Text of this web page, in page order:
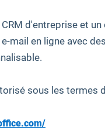
CRM d'entreprise et un
e-mail en ligne avec
.
sous les termes